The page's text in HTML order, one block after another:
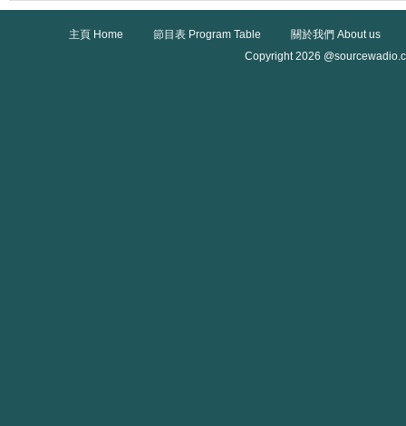
主頁 Home 節目表 Program Table
關於我們 About us
Copyright 2026